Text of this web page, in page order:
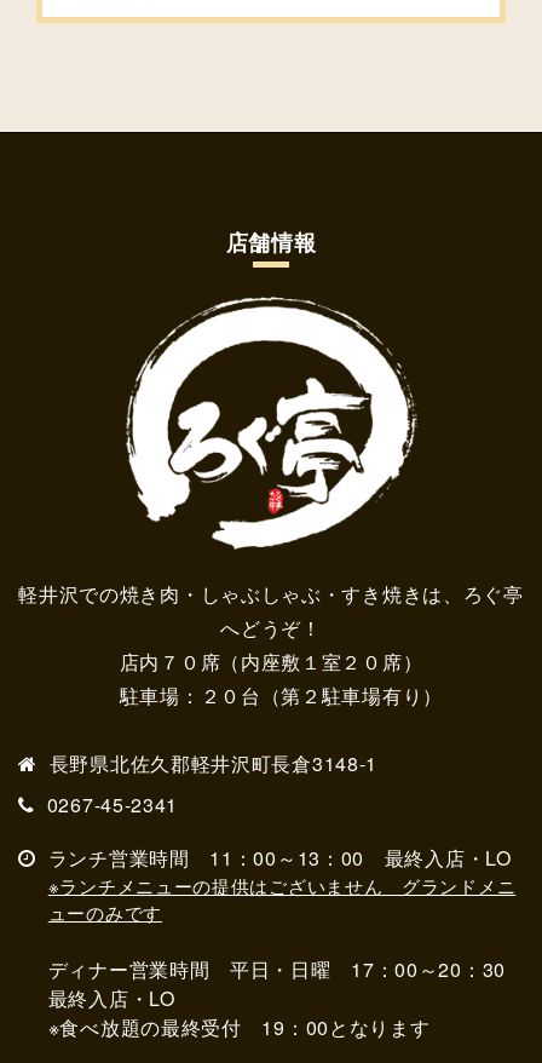
店舗情報
軽井沢での焼き肉・しゃぶしゃぶ・すき焼きは、ろぐ亭
へどうぞ！
店内７０席（内座敷１室２０席）
駐車場：２０台（第２駐車場有り）
長野県北佐久郡軽井沢町長倉3148-1
0267-45-2341
ランチ営業時間 11：00～13：00 最終入店・LO
※ランチメニューの提供はございません グランドメニ
ューのみです
ディナー営業時間 平日・日曜 17：00～20：30
最終入店・LO
※食べ放題の最終受付 19：00となります